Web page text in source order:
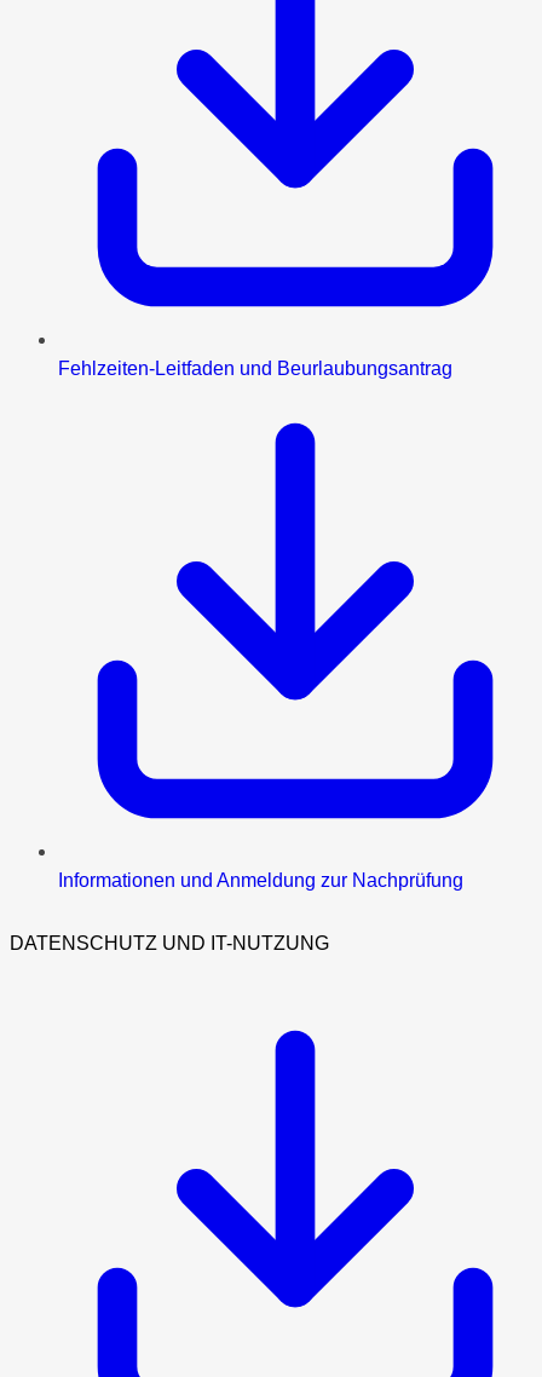
Fehlzeiten-Leitfaden und Beurlaubungsantrag
Informationen und Anmeldung zur Nachprüfung
DATENSCHUTZ UND IT-NUTZUNG